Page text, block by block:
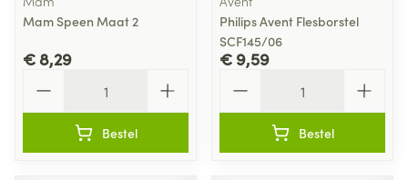
Mam Speen Maat 2
€ 8,29
Bestel
Philips Avent Flesborstel
SCF145/06
€ 9,59
Bestel